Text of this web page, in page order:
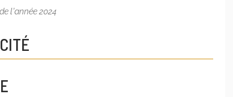
l'année 2024